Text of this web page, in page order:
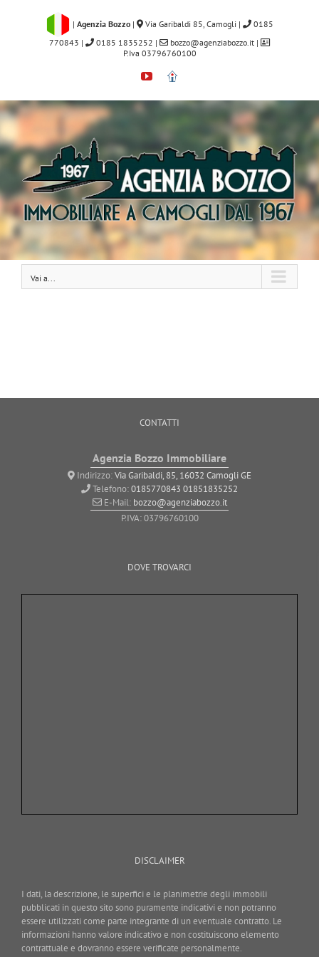
| Agenzia Bozzo | Via Garibaldi 85, Camogli |
0185
770843 | 0185 1835252 | bozzo@agenziabozzo.it|
P.Iva 03796760100
YouTube
Immobiliare.it
Vai a...
CONTATTI
Agenzia Bozzo Immobiliare
Indirizzo:Via Garibaldi, 85, 16032 Camogli GE
Telefono:0185770843 01851835252
E-Mail: bozzo@agenziabozzo.it
P.IVA: 03796760100
DOVE TROVARCI
DISCLAIMER
I dati, la descrizione, le superfici e le planimetrie degli immobili
pubblicati in questo sito sono puramente indicativi e non potranno
essere utilizzati come parte integrante di un eventuale contratto. Le
informazioni hanno valore indicativo e non costituiscono elemento
contrattuale e dovranno essere verificate personalmente.